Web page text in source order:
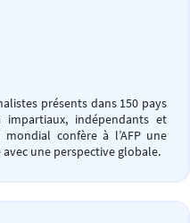
présents dans 150 pays
indépendants et
confère à l’AFP une
une perspective globale.